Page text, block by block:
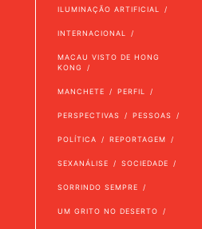
ILUMINAÇÃO ARTIFICIAL
INTERNACIONAL
MACAU VISTO DE HONG
KONG
MANCHETE PERFIL
PERSPECTIVAS PESSOAS
POLÍTICA REPORTAGEM
SEXANÁLISE SOCIEDADE
SORRINDO SEMPRE
UM GRITO NO DESERTO